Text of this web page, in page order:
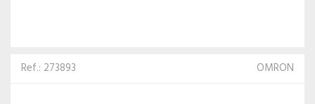
Ref.: 273893 OMRON